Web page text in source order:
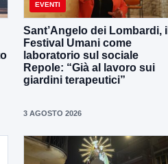
EVENTI
Sant’Angelo dei Lombardi, il
Festival Umani come
laboratorio sul sociale
Repole: “Già al lavoro sui
giardini terapeutici”
3 AGOSTO 2026